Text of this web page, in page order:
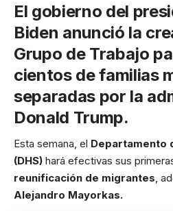
El gobierno del
Biden anunció la
Grupo de Trabajo
cientos de familias
separadas por la
Donald Trump.
Esta semana, el Departamento
(DHS) hará efectivas sus
reunificación de migrantes,
Alejandro Mayorkas.